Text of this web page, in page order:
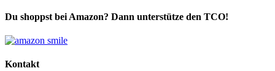
Du shoppst bei Amazon? Dann unterstütze den TCO!
Kontakt